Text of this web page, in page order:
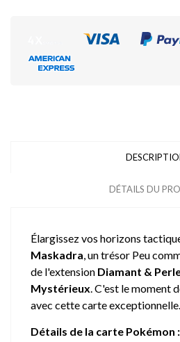
DÉTAILS DU
Élargissez vos horizons
Maskadra, un trésor Peu
de l'extension Diamant &
Mystérieux. C'est le moment
avec cette carte exceptionnelle.
Détails de la carte Pokémon :